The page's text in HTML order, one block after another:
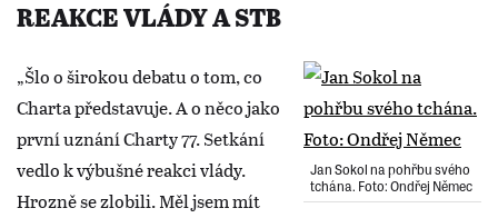
REAKCE VLÁDY A STB
Jan Sokol na pohřbu svého
tchána. Foto: Ondřej Němec
„Šlo o širokou debatu o tom, co
Charta představuje. A o něco jako
první uznání Charty 77. Setkání
vedlo k výbušné reakci vlády.
Hrozně se zlobili. Měl jsem mít